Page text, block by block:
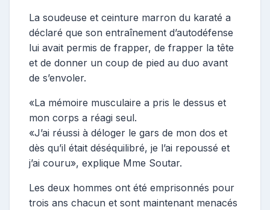
La soudeuse et ceinture marron du karaté a
déclaré que son entraînement d’autodéfense
lui avait permis de frapper, de frapper la tête
et de donner un coup de pied au duo avant
de s’envoler.
«La mémoire musculaire a pris le dessus et
mon corps a réagi seul.
«J’ai réussi à déloger le gars de mon dos et
dès qu’il était déséquilibré, je l’ai repoussé et
j’ai couru», explique Mme Soutar.
Les deux hommes ont été emprisonnés pour
trois ans chacun et sont maintenant menacés